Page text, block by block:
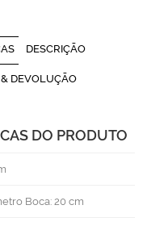
DESCRIÇÃO
DEVOLUÇÃO
DO PRODUTO
Boca: 20 cm